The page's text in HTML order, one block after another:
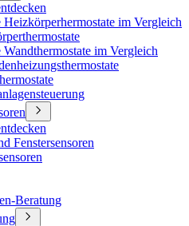
Heizkörperhermostate im Vergleich
Wandthermostate im Vergleich
Fenstersensoren
Beratung